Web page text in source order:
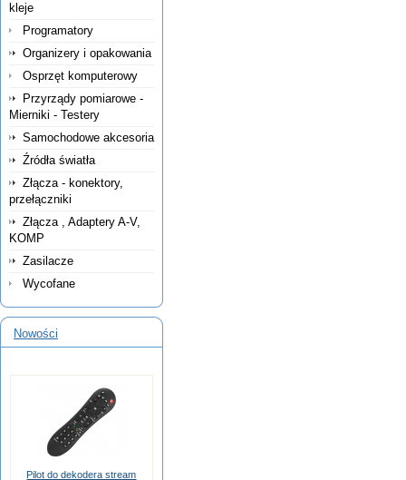
kleje
Programatory
Organizery i opakowania
Osprzęt komputerowy
Przyrządy pomiarowe -
Mierniki - Testery
Samochodowe akcesoria
Źródła światła
Złącza - konektory,
przełączniki
Złącza , Adaptery A-V,
KOMP
Zasilacze
Wycofane
Nowości
Pilot do dekodera stream